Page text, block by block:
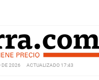
DE 2026 ACTUALIZADO 17:43